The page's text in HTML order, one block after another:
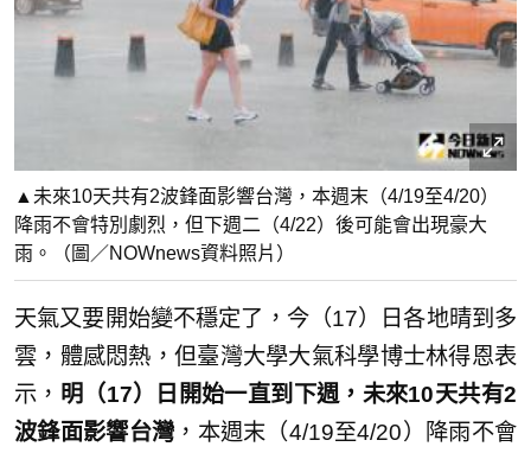
▲未來10天共有2波鋒面影響台灣，本週末（4/19至4/20）
降雨不會特別劇烈，但下週二（4/22）後可能會出現豪大
雨。（圖／NOWnews資料照片）
天氣又要開始變不穩定了，今（17）日各地晴到多
雲，體感悶熱，但臺灣大學大氣科學博士林得恩表
示， 明（17）日開始一直到下週，未來10天共有2
波鋒面影響台灣 ，本週末（4/19至4/20）降雨不會